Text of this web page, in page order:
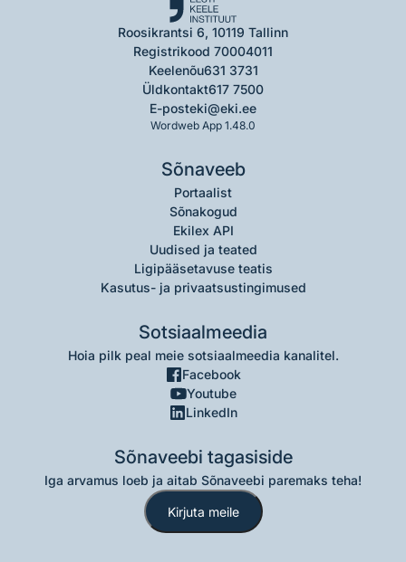
Roosikrantsi 6, 10119 Tallinn
Registrikood 70004011
Keelenõu631 3731
Üldkontakt617 7500
E-posteki@eki.ee
Wordweb App 1.48.0
Sõnaveeb
Portaalist
Sõnakogud
Ekilex API
Uudised ja teated
Ligipääsetavuse teatis
Kasutus- ja privaatsustingimused
Sotsiaalmeedia
Hoia pilk peal meie sotsiaalmeedia kanalitel.
Facebook
Youtube
LinkedIn
Sõnaveebi tagasiside
Iga arvamus loeb ja aitab Sõnaveebi paremaks teha!
Kirjuta meile